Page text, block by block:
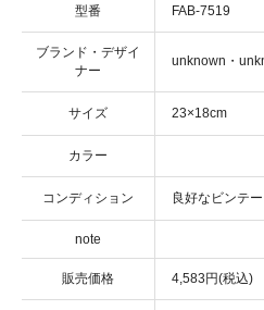
型番 FAB-7519
ブランド・デザイ
ナー
・
サイズ
カラー
コンディション
note
販売価格 4,583円(税込)